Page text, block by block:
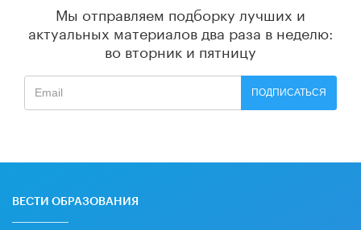
Мы отправляем подборку лучших и
актуальных материалов два раза в неделю:
во вторник и пятницу
ПОДПИСАТЬСЯ
ВЕСТИ ОБРАЗОВАНИЯ